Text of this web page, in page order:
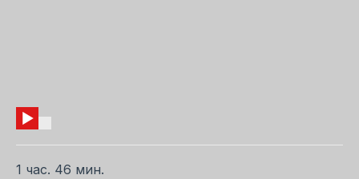
1 час. 46 мин.